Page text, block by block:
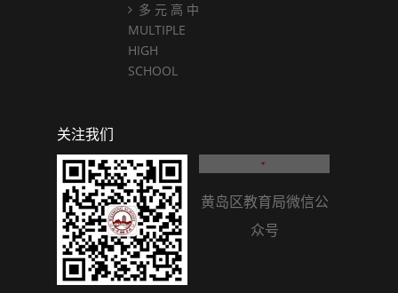
多 元 高 中
MULTIPLE
HIGH
SCHOOL
关注我们